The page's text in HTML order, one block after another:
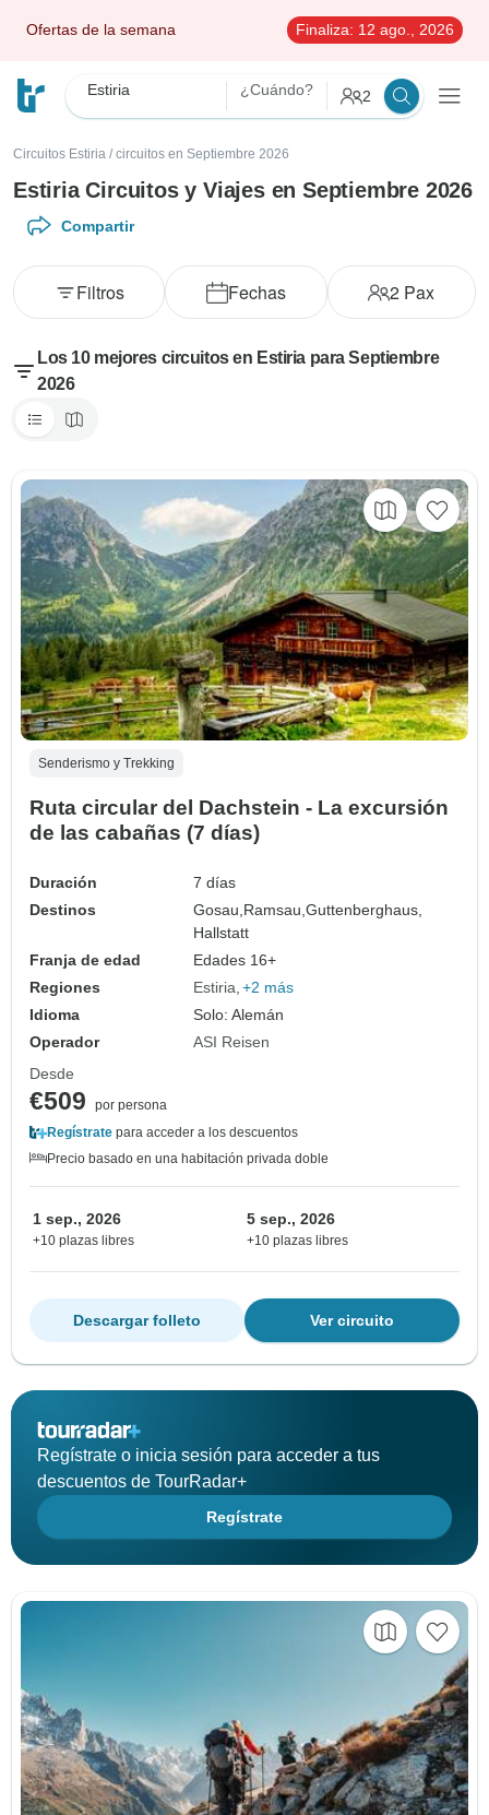
Ofertas de la semana Finaliza: 12 ago., 2026
Estiria ¿Cuándo? 2
Circuitos Estiria / circuitos en Septiembre 2026
Estiria Circuitos y Viajes en Septiembre 2026
Compartir
Fechas 2 Pax
Filtros
Los 10 mejores circuitos en Estiria para Septiembre
2026
Senderismo y Trekking
Ruta circular del Dachstein - La excursión
de las cabañas (7 días)
Duración
7 días
Destinos
Gosau, Ramsau,Guttenberghaus,
Hallstatt
Franja de edad
Edades 16+
Regiones
Estiria +2 más
Idioma
Solo: Alemán
Operador
ASI Reisen
Desde
€509
por persona
Regístrate para acceder a los descuentos
Precio basado en una habitación privada doble
1 sep., 2026
+10 plazas libres
5 sep., 2026
+10 plazas libres
Ver circuito
Descargar folleto
Regístrate o inicia sesión para acceder a tus
descuentos de TourRadar+
Regístrate